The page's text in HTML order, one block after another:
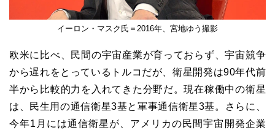
イーロン・マスク氏＝2016年、宮地ゆう撮影
欧米に比べ、民間の宇宙産業が育っておらず、宇宙競争
から遅れをとっているトルコだが、衛星開発は90年代前
半から比較的力を入れてきた分野だ。現在稼働中の衛星
は、民生用の通信衛星3基と軍事通信衛星3基。さらに、
今年1月には通信衛星が、アメリカの民間宇宙開発企業